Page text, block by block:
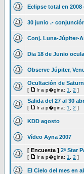
Eclipse total en 2008
30 junio .-
Conj. Luna-Júpiter-
Dia 18 de Junio
Observe Júpiter,
Ocultación de
[ Ir a p�gina: 1 2 ]
Salida del 27 al 30
[ Ir a p�gina: 1 2 ]
KDD agosto
Vídeo Ayna 2007
[ Encuesta ] 2ª Star
[ Ir a p�gina: 1 2 ]
El Cielo del mes en